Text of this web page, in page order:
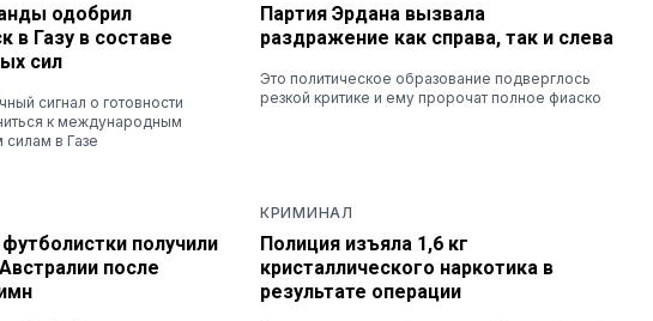
одобрил
в Газу в составе
сил
сигнал о готовности
к международным
силам в Газе
Партия Эрдана вызвала
раздражение как справа, так и слева
Это политическое образование подверглось
резкой критике и ему пророчат полное фиаско
получили
после
КРИМИНАЛ
Полиция изъяла 1,6 кг
кристаллического наркотика в
результате операции